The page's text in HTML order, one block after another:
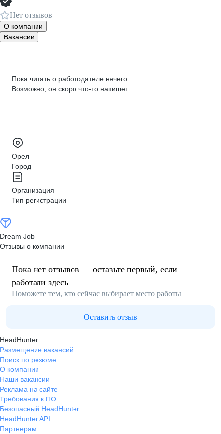
Нет отзывов
О компании
Вакансии
Пока читать о работодателе нечего
Возможно, он скоро что‑то напишет
Орел
Город
Организация
Тип регистрации
Dream Job
Отзывы о компании
Пока нет отзывов — оставьте первый, если
работали здесь
Поможете тем, кто сейчас выбирает место работы
Оставить отзыв
HeadHunter
Размещение вакансий
Поиск по резюме
О компании
Наши вакансии
Реклама на сайте
Требования к ПО
Безопасный HeadHunter
HeadHunter API
Партнерам